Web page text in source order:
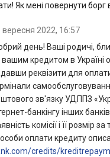
Як мені повернути борг
вересня 2022, 16:57
день! Ваші родичі,
вашим кредитом в Україні
реквізити для
зв'язку УДППЗ
банкінгу інших
комісії і її розмір
оплати кредиту
credits/